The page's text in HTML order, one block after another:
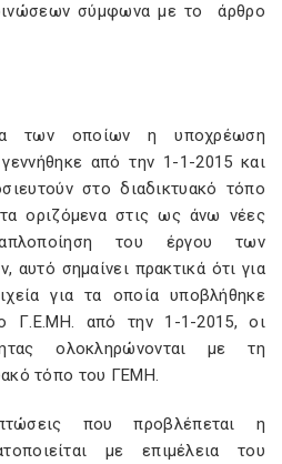
σύμφωνα με το άρθρο
των οποίων η υποχρέωση
από την 1-1-2015 και
στο διαδικτυακό τόπο
οριζόμενα στις ως άνω νέες
του έργου των
σημαίνει πρακτικά ότι για
για τα οποία υποβλήθηκε
Γ.Ε.ΜΗ. από την 1-1-2015, οι
ολοκληρώνονται με τη
τόπο του ΓΕΜΗ.
που προβλέπεται η
με επιμέλεια του